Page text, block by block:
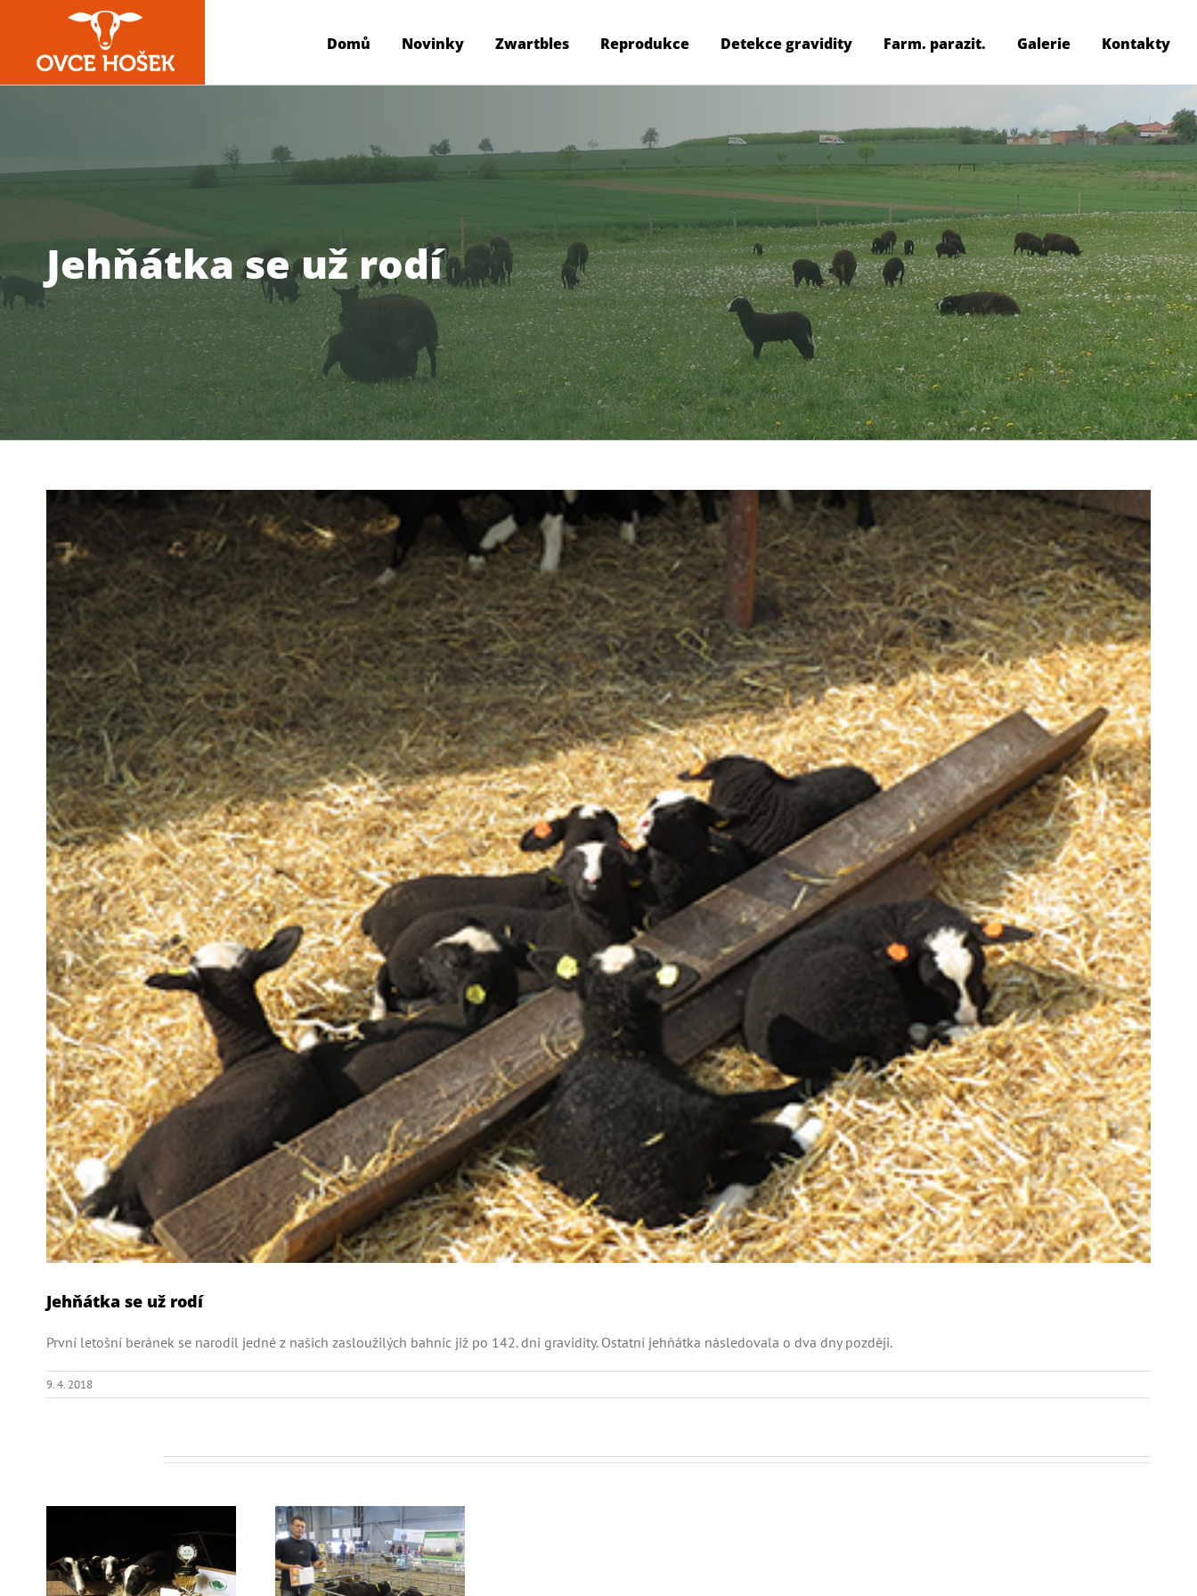
content
Domů Novinky Zwartbles Reprodukce Detekce gravidity Farm. parazit. Galerie Kontakty
Jehňátka se už rodí
Image
Jehňátka se už rodí
První letošní beránek se narodil jedné z našich zasloužilých bahnic již po 142. dni gravidity. Ostatní jehňátka následovala o dva dny později.
9. 4. 2018